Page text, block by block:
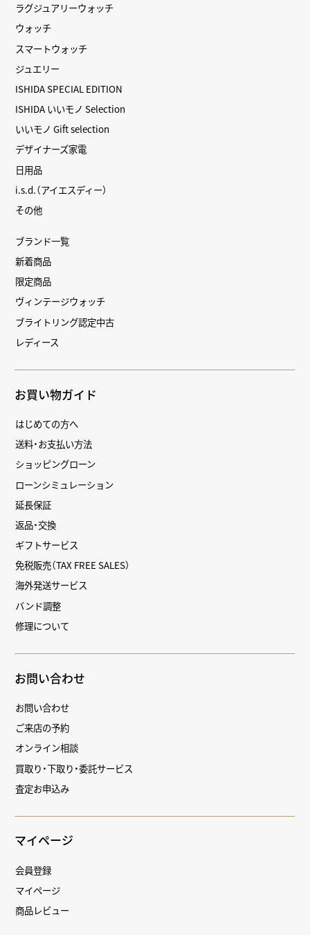
ラグジュアリーウォッチ
ウォッチ
スマートウォッチ
ジュエリー
ISHIDA SPECIAL EDITION
ISHIDA いいモノ Selection
いいモノ Gift selection
デザイナーズ家電
日用品
i.s.d.（アイエスディー）
その他
ブランド一覧
新着商品
限定商品
ヴィンテージウォッチ
ブライトリング認定中古
レディース
お買い物ガイド
はじめての方へ
送料・お支払い方法
ショッピングローン
ローンシミュレーション
延長保証
返品・交換
ギフトサービス
免税販売（TAX FREE SALES）
海外発送サービス
バンド調整
修理について
お問い合わせ
お問い合わせ
ご来店の予約
オンライン相談
買取り・下取り・委託サービス
査定お申込み
マイページ
会員登録
マイページ
商品レビュー